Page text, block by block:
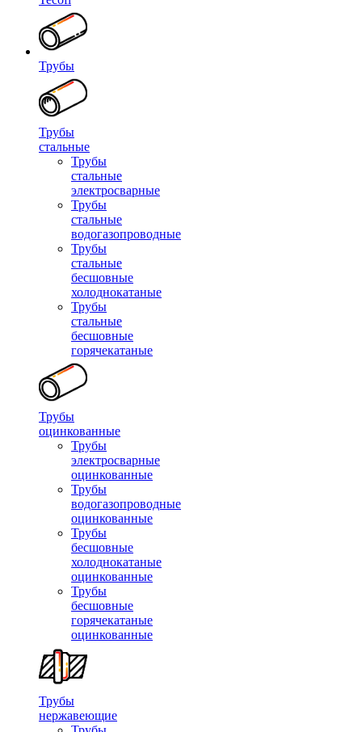
Трубы
Трубы
стальные
Трубы
стальные
электросварные
Трубы
стальные
водогазопроводные
Трубы
стальные
бесшовные
холоднокатаные
Трубы
стальные
бесшовные
горячекатаные
Трубы
оцинкованные
Трубы
электросварные
оцинкованные
Трубы
водогазопроводные
оцинкованные
Трубы
бесшовные
холоднокатаные
оцинкованные
Трубы
бесшовные
горячекатаные
оцинкованные
Трубы
нержавеющие